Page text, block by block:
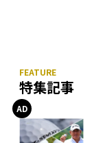
特集記事